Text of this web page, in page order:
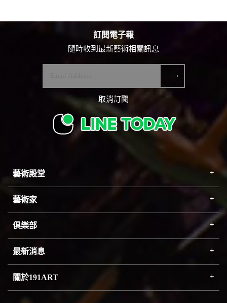
藝術殿堂
藝術家
俱樂部
最新消息
關於191ART
訂閱電子報
隨時收到最新藝術相關訊息
取消訂閱